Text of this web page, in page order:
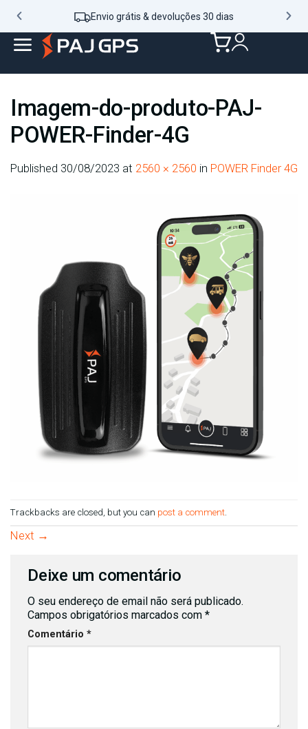
Envio grátis & devoluções 30 dias
Imagem-do-produto-PAJ-
POWER-Finder-4G
Published 30/08/2023 at 2560 × 2560 in POWER Finder 4G
Trackbacks are closed, but you can post a comment.
Next →
Deixe um comentário
O seu endereço de email não será publicado.
Campos obrigatórios marcados com *
Comentário *